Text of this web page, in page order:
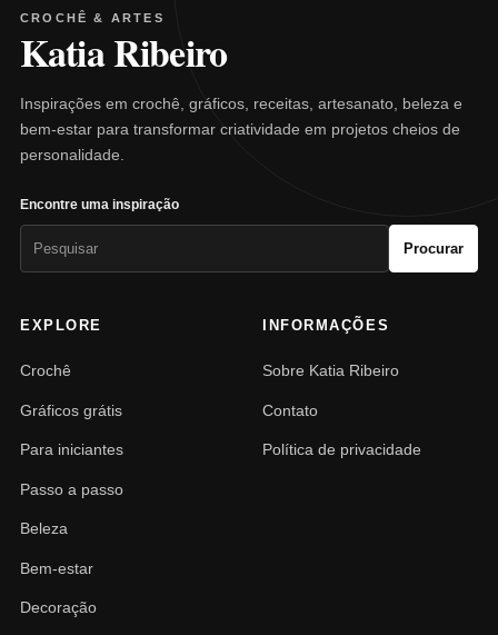
CROCHÊ & ARTES
Katia Ribeiro
Inspirações em crochê, gráficos, receitas, artesanato, beleza e
bem-estar para transformar criatividade em projetos cheios de
personalidade.
Encontre uma inspiração
Procurar
EXPLORE
Crochê
Gráficos grátis
Para iniciantes
Passo a passo
Beleza
Bem-estar
Decoração
INFORMAÇÕES
Sobre Katia Ribeiro
Contato
Política de privacidade